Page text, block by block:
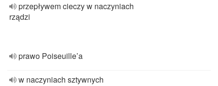
przepływem cieczy w naczyniach
rządzi
prawo Poiseuille’a
w naczyniach sztywnych